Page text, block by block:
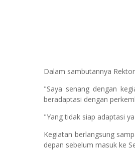
Dalam sambutannya
"Saya senang dengan
beradaptasi dengan
"Yang tidak siap adaptasi
Kegiatan berlangsung
depan sebelum masuk ke